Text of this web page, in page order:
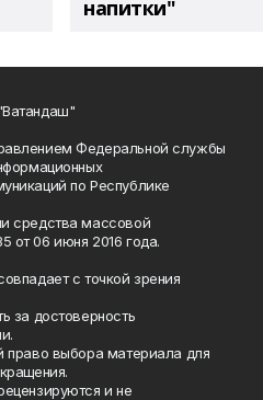
напитки"
Федеральной службы
по Республике
средства массовой
06 июня 2016 года.
с точкой зрения
за достоверность
право выбора материала для
и не